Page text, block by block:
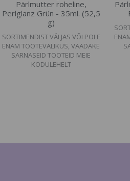
Pärlmutter roheline,
Perlglanz Grün - 35ml. (52,5
g)
SORTIMENDIST VÄLJAS VÕI POLE
ENAM TOOTEVALIKUS, VAADAKE
SARNASEID TOOTEID MEIE
KODULEHELT